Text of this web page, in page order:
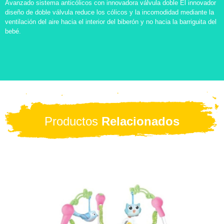
Avanzado sistema anticólicos con innovadora válvula doble El innovador
diseño de doble válvula reduce los cólicos y la incomodidad mediante la
ventilación del aire hacia el interior del biberón y no hacia la barriguita del
bebé.
Productos Relacionados